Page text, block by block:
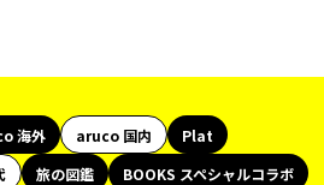
海外 aruco 国内
Plat
旅の図鑑 BOOKS スペシャルコラボ